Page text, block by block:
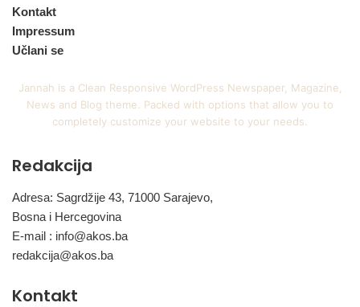
Kontakt
Impressum
Učlani se
Jannah is a Clean Responsive WordPress Newspaper, Magazine,
News and Blog theme. Packed with options that allow you to
completely customize your website to your needs.
Redakcija
Adresa: Sagrdžije 43, 71000 Sarajevo,
Bosna i Hercegovina
E-mail : info@akos.ba
redakcija@akos.ba
Kontakt